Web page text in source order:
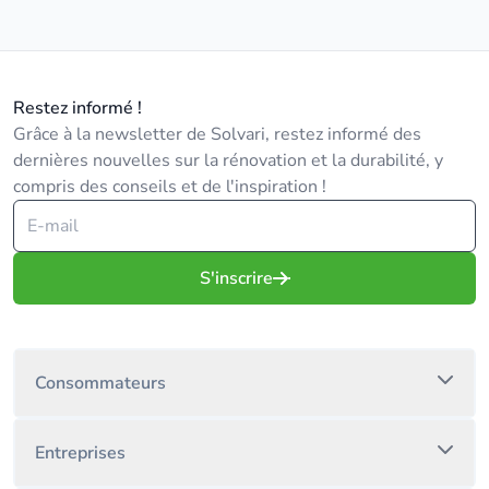
Restez informé !
Grâce à la newsletter de Solvari, restez informé des
dernières nouvelles sur la rénovation et la durabilité, y
compris des conseils et de l'inspiration !
S'inscrire
Consommateurs
Entreprises